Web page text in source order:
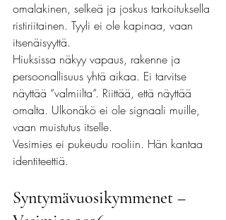
omalakinen, selkeä ja joskus tarkoituksella
ristiriitainen. Tyyli ei ole kapinaa, vaan
itsenäisyyttä.
Hiuksissa näkyy vapaus, rakenne ja
persoonallisuus yhtä aikaa. Ei tarvitse
näyttää “valmiilta”. Riittää, että näyttää
omalta. Ulkonäkö ei ole signaali muille,
vaan muistutus itselle.
Vesimies ei pukeudu rooliin. Hän kantaa
identiteettiä.
Syntymävuosikymmenet –